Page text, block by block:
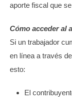
aporte fiscal que
Cómo acceder al
Si un trabajador
en línea a través
esto:
El